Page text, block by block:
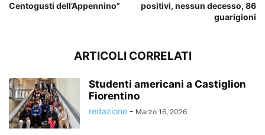
Centogusti dell’Appennino”
positivi, nessun decesso, 86
guarigioni
ARTICOLI CORRELATI
Studenti americani a Castiglion
Fiorentino
redazione - Marzo 16, 2026